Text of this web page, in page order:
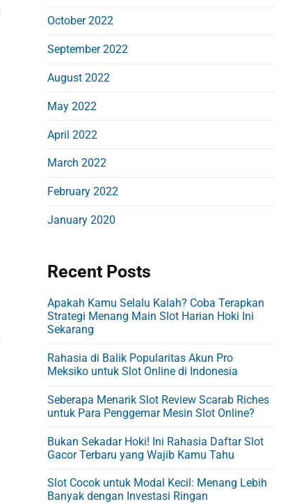
October 2022
September 2022
August 2022
May 2022
April 2022
March 2022
February 2022
January 2020
Recent Posts
Apakah Kamu Selalu Kalah? Coba Terapkan
Strategi Menang Main Slot Harian Hoki Ini
Sekarang
Rahasia di Balik Popularitas Akun Pro
Meksiko untuk Slot Online di Indonesia
Seberapa Menarik Slot Review Scarab Riches
untuk Para Penggemar Mesin Slot Online?
Bukan Sekadar Hoki! Ini Rahasia Daftar Slot
Gacor Terbaru yang Wajib Kamu Tahu
Slot Cocok untuk Modal Kecil: Menang Lebih
Banyak dengan Investasi Ringan